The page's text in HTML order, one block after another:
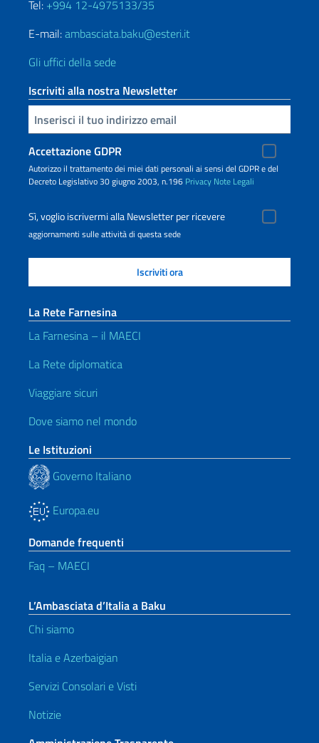
Tel: +994 12-4975133/35
E-mail:ambasciata.baku@esteri.it
Gli uffici della sede
Iscriviti alla nostra Newsletter
Inserisci la tua email
Accettazione GDPR
Autorizzo il trattamento dei miei dati personali ai sensi del GDPR e del
Decreto Legislativo 30 giugno 2003, n.196 Privacy Note Legali
Sì, voglio iscrivermi alla Newsletter per ricevere
aggiornamenti sulle attività di questa sede
La Rete Farnesina
La Farnesina – il MAECI
La Rete diplomatica
Viaggiare sicuri
Dove siamo nel mondo
Le Istituzioni
Governo Italiano
Europa.eu
Domande frequenti
Faq – MAECI
L’Ambasciata d’Italia a Baku
Chi siamo
Italia e Azerbaigian
Servizi Consolari e Visti
Notizie